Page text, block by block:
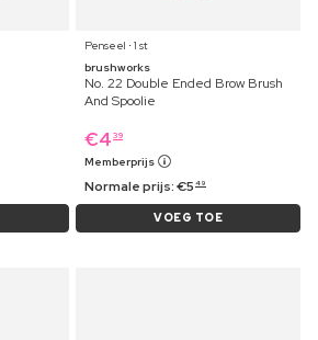
Penseel ⋅ 1 st
brushworks
No. 22 Double Ended Brow Brush
And Spoolie
€4 39
Memberprijs
Normale prijs:€5 49
VOEG TOE